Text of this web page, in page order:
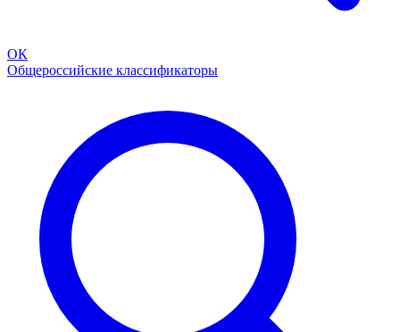
ОК
Общероссийские классификаторы